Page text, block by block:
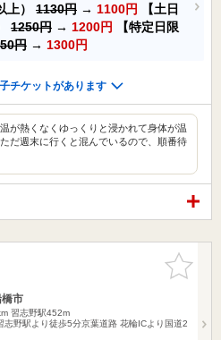
上） 1130円 → 1100円
【土日
1250円 → 1200円
【特定日限
円 → 1300円
チケットがあります
が熱くなくゆっくりと浸かれて身体が温
だ週末に行くと混んでいるので、順番待
お気に入
りに追加
市
習志野駅452m
野駅より徒歩5分京葉道路 花輪ICより国道2